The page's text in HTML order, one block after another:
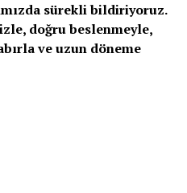
sürekli bildiriyoruz.
doğru beslenmeyle,
ve uzun döneme